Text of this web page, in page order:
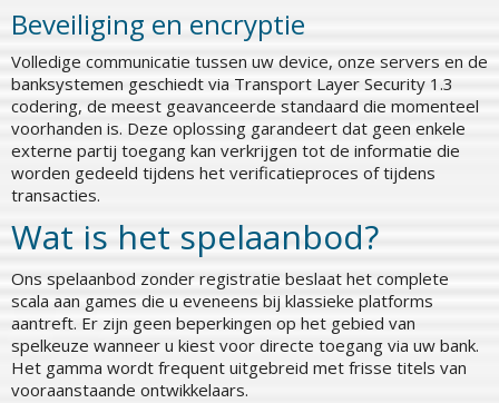
Beveiliging en encryptie
Volledige communicatie tussen uw device, onze servers en de
banksystemen geschiedt via Transport Layer Security 1.3
codering, de meest geavanceerde standaard die momenteel
voorhanden is. Deze oplossing garandeert dat geen enkele
externe partij toegang kan verkrijgen tot de informatie die
worden gedeeld tijdens het verificatieproces of tijdens
transacties.
Wat is het spelaanbod?
Ons spelaanbod zonder registratie beslaat het complete
scala aan games die u eveneens bij klassieke platforms
aantreft. Er zijn geen beperkingen op het gebied van
spelkeuze wanneer u kiest voor directe toegang via uw bank.
Het gamma wordt frequent uitgebreid met frisse titels van
vooraanstaande ontwikkelaars.